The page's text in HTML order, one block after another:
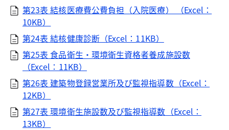
第23表 結核医療費公費負担（入院医療） （Excel：
10KB）
第24表 結核健康診断（Excel：11KB）
第25表 食品衛生・環境衛生資格者養成施設数
（Excel：11KB）
第26表 建築物登録営業所及び監視指導数（Excel：
12KB）
第27表 環境衛生施設数及び監視指導数（Excel：
13KB）